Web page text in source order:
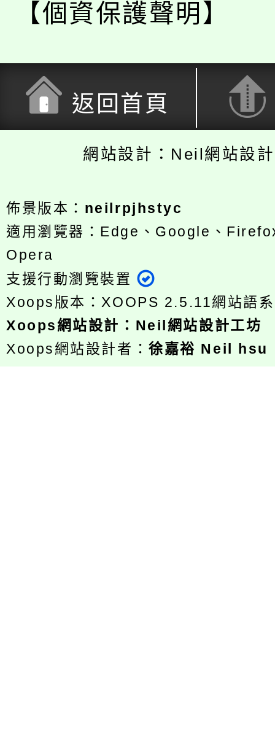
【個資保護聲明】
返回首頁
網站設計：Neil網站設
佈景版本： neilrpjhstyc
適用瀏覽器：Edge、Google、
Opera
支援行動瀏覽裝置
Xoops版本：XOOPS 2.5.11網站語
Xoops網站設計 ： Neil網站設計工坊
Xoops網站設計者：徐嘉裕 Neil hsu